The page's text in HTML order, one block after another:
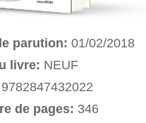
parution: 01/02/2018
livre: NEUF
9782847432022
de pages: 346